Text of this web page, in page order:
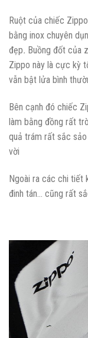
Ruột của chiếc
bằng inox chuyên
đẹp. Buồng đốt của
Zippo này là cực kỳ
vẫn bật lửa bình
Bên cạnh đó chiếc
làm bằng đồng rất
quả trám rất sắc
vời
Ngoài ra các chi tiết
đinh tán… cũng rất